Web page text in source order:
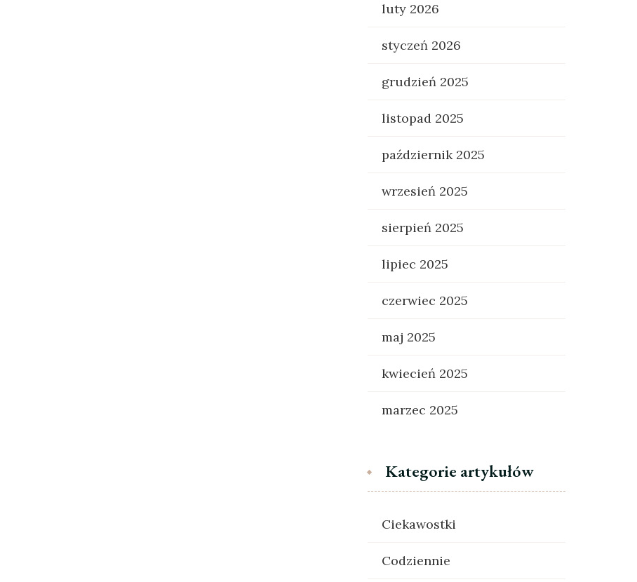
luty 2026
styczeń 2026
grudzień 2025
listopad 2025
październik 2025
wrzesień 2025
sierpień 2025
lipiec 2025
czerwiec 2025
maj 2025
kwiecień 2025
marzec 2025
Kategorie artykułów
Ciekawostki
Codziennie